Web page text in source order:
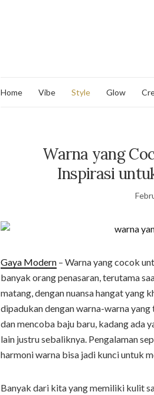
Home Vibe Style Glow
Warna yang
Inspirasi
Gaya Modern – Warna yang cocok
banyak orang penasaran, terutama
matang, dengan nuansa hangat yang
dipadukan dengan warna-warna
dan mencoba baju baru, kadang ada
lain justru sebaliknya. Pengalaman
harmoni warna bisa jadi kunci untuk
Banyak dari kita yang memiliki kulit